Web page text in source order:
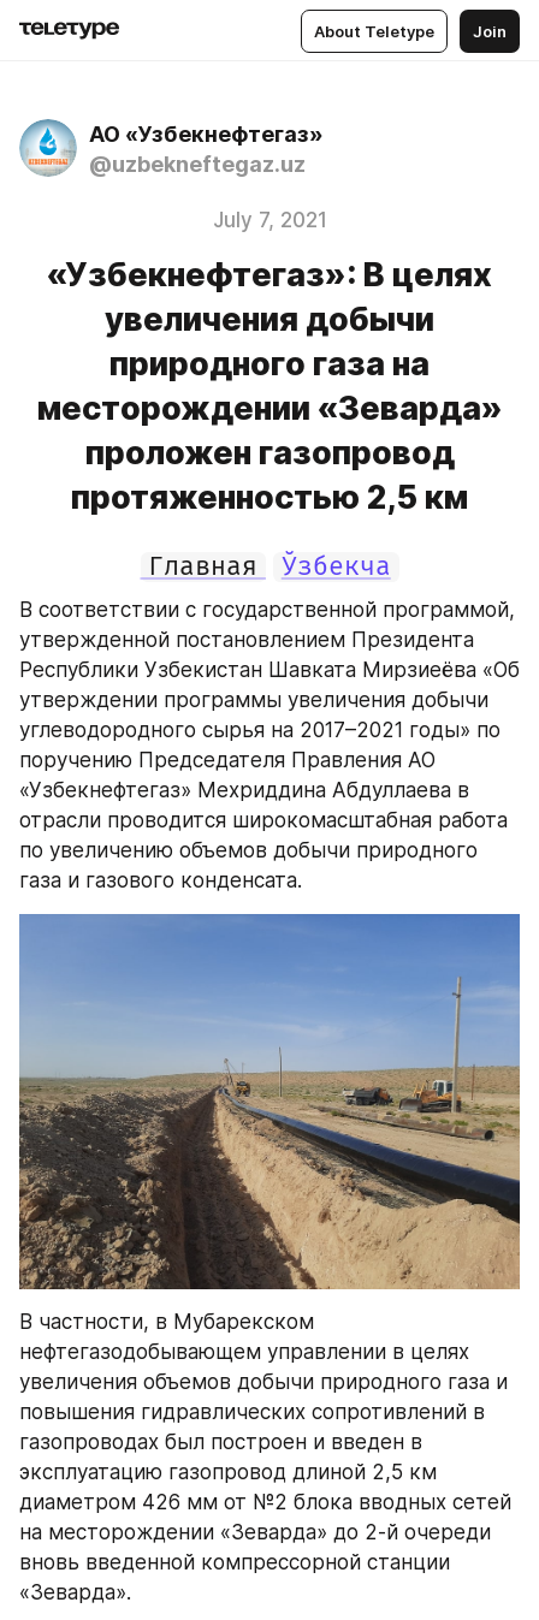
About Teletype Join
АО «Узбекнефтегаз»
@uzbekneftegaz.uz
July 7, 2021
«Узбекнефтегаз»: В целях
увеличения добычи
природного газа на
месторождении «Зеварда»
проложен газопровод
протяженностью 2,5 км
Главная Ўзбекча
В соответствии с государственной программой,
утвержденной постановлением Президента
Республики Узбекистан Шавката Мирзиеёва «Об
утверждении программы увеличения добычи
углеводородного сырья на 2017–2021 годы» по
поручению Председателя Правления АО
«Узбекнефтегаз» Мехриддина Абдуллаева в
отрасли проводится широкомасштабная работа
по увеличению объемов добычи природного
газа и газового конденсата.
В частности, в Мубарекском
нефтегазодобывающем управлении в целях
увеличения объемов добычи природного газа и
повышения гидравлических сопротивлений в
газопроводах был построен и введен в
эксплуатацию газопровод длиной 2,5 км
диаметром 426 мм от №2 блока вводных сетей
на месторождении «Зеварда» до 2-й очереди
вновь введенной компрессорной станции
«Зеварда».